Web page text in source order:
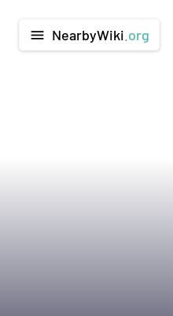
menu NearbyWiki .org